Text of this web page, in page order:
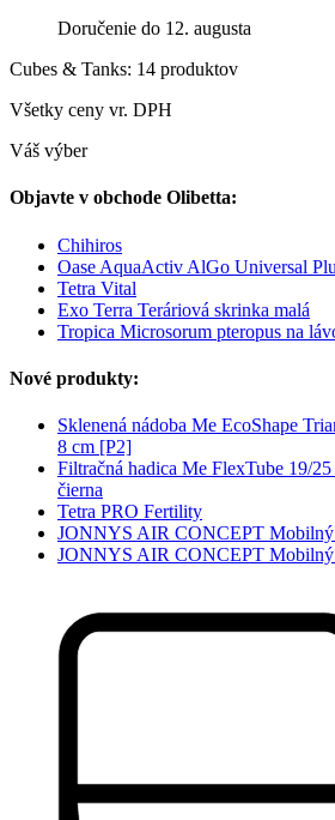
Doručenie do 12. augusta
Cubes & Tanks: 14 produktov
Všetky ceny vr. DPH
Váš výber
Objavte v obchode Olibetta:
Chihiros
Oase AquaActiv AlGo Universal
Tetra Vital
Exo Terra Teráriová skrinka malá
Tropica Microsorum pteropus na
Nové produkty:
Sklenená nádoba Me EcoShape
8 cm [P2]
Filtračná hadica Me FlexTube 19/
čierna
Tetra PRO Fertility
JONNYS AIR CONCEPT
JONNYS AIR CONCEPT